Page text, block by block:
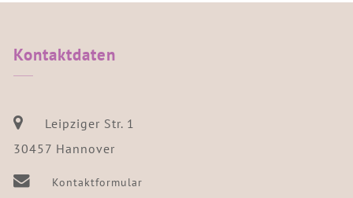
Kontaktdaten
Leipziger Str. 1
30457 Hannover
Kontaktformular